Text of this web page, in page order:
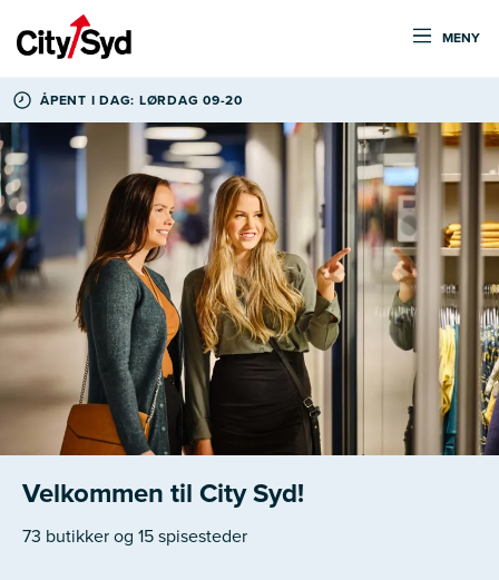
MENY
ÅPENT I DAG: LØRDAG 09-20
Velkommen til City Syd!
73 butikker og 15 spisesteder